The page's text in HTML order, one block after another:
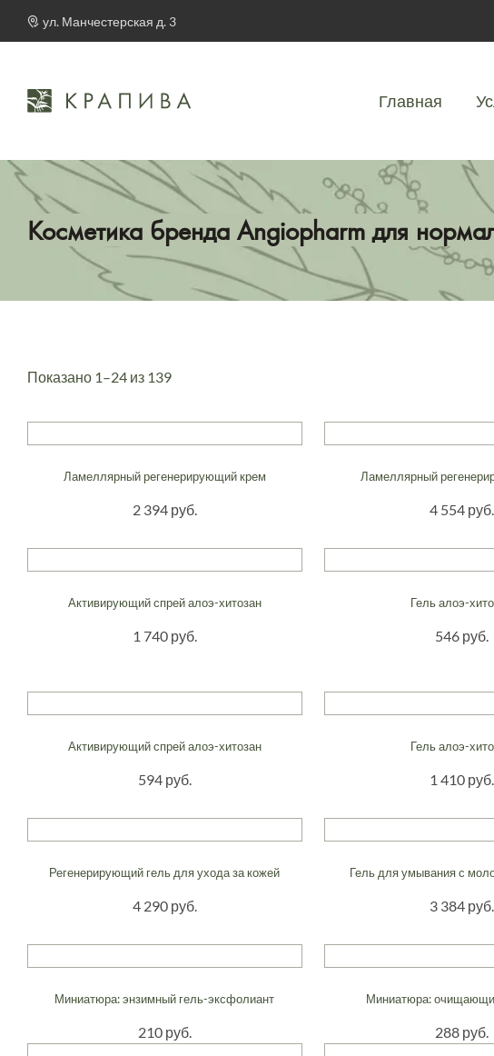
ул. Манчестерская д. 3
Главная
Косметика бренда Angiopharm для
Показано 1–24 из 139
Ламеллярный регенерирующий крем
2 394 руб.
Ламеллярный
4 554 руб.
Активирующий спрей алоэ-хитозан
1 740 руб.
Гель алоэ-
546 руб.
Активирующий спрей алоэ-хитозан
594 руб.
Гель алоэ-
1 410 руб.
Регенерирующий гель для ухода за кожей
4 290 руб.
Гель для умывания с
3 384 руб.
Миниатюра: энзимный гель-эксфолиант
210 руб.
Миниатюра:
288 руб.